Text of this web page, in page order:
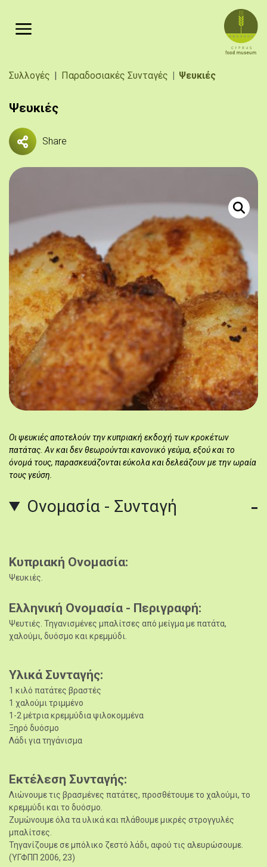
Breadcrumb
Συλλογές Παραδοσιακές Συνταγές Ψευκιές
Ψευκιές
Share
Πηγή:
Οι ψευκιές αποτελούν την κυπριακή εκδοχή των κροκέτων
πατάτας. Αν και δεν θεωρούνται κανονικό γεύμα, εξού και το
όνομά τους, παρασκευάζονται εύκολα και δελεάζουν με την ωραία
τους γεύση.
Ονομασία - Συνταγή
Κυπριακή Ονομασία
Ψευκιές.
Ελληνική Ονομασία - Περιγραφή
Ψευτιές. Τηγανισμένες μπαλίτσες από μείγμα με πατάτα,
χαλούμι, δυόσμο και κρεμμύδι.
Υλικά Συνταγής
1 κιλό πατάτες βραστές
1 χαλούμι τριμμένο
1-2 μέτρια κρεμμύδια ψιλοκομμένα
Ξηρό δυόσμο
Λάδι για τηγάνισμα
Εκτέλεση Συνταγής
Λιώνουμε τις βρασμένες πατάτες, προσθέτουμε το χαλούμι, το
κρεμμύδι και το δυόσμο.
Ζυμώνουμε όλα τα υλικά και πλάθουμε μικρές στρογγυλές
μπαλίτσες.
Τηγανίζουμε σε μπόλικο ζεστό λάδι, αφού τις αλευρώσουμε.
(ΥΓΦΠΠ 2006, 23)